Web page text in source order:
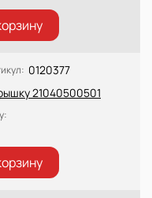
0120377
21040500501